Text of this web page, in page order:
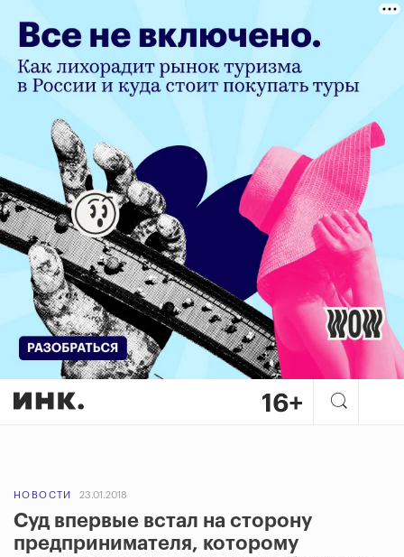
НОВОСТИ 23.01.2018
Суд впервые встал на сторону
предпринимателя, которому